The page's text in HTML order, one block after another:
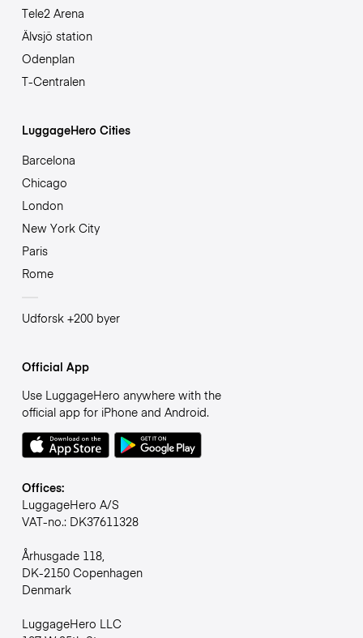
Tele2 Arena
Älvsjö station
Odenplan
T-Centralen
LuggageHero Cities
Barcelona
Chicago
London
New York City
Paris
Rome
Udforsk +200 byer
Official App
Use LuggageHero anywhere with the
official app for iPhone and Android.
Offices:
LuggageHero A/S
VAT-no.: DK37611328
Århusgade 118,
DK-2150 Copenhagen
Denmark
LuggageHero LLC